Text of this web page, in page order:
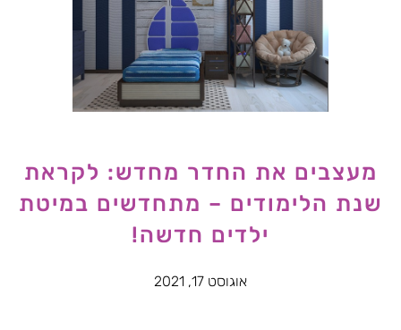
מעצבים את החדר מחדש: לקראת
שנת הלימודים – מתחדשים במיטת
ילדים חדשה!
אוגוסט 17, 2021